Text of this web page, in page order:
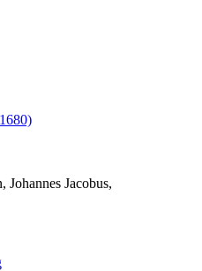
Johannes Jacobus,